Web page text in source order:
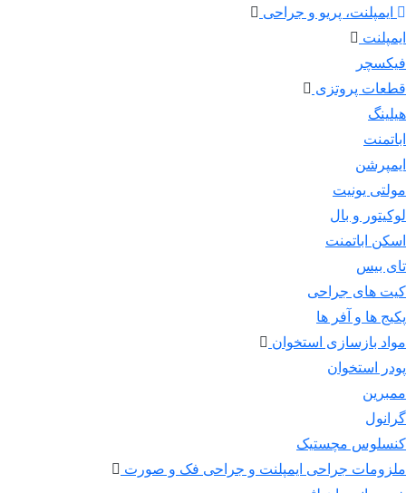
ایمپلنت، پریو و جراحی
ایمپلنت
فیکسچر
قطعات پروتزی
هیلینگ
اباتمنت
ایمپرشن
مولتی یونیت
لوکیتور و بال
اسکن اباتمنت
تای بیس
کیت های جراحی
پکیج ها و آفر ها
مواد بازسازی استخوان
پودر استخوان
ممبرین
گرانول
کنسلوس مچستیک
ملزومات جراحی ایمپلنت و جراحی فک و صورت